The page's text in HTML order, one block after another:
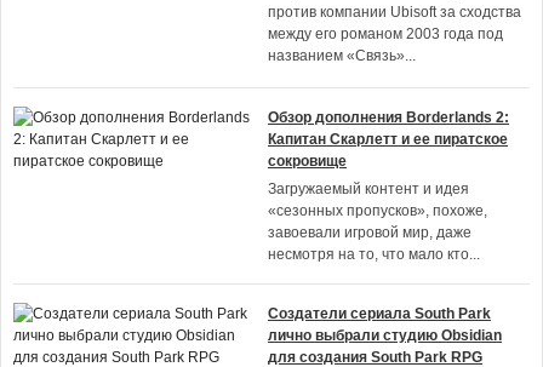
против компании Ubisoft за сходства
между его романом 2003 года под
названием «Связь»...
Обзор дополнения Borderlands 2:
Капитан Скарлетт и ее пиратское
сокровище
Загружаемый контент и идея
«сезонных пропусков», похоже,
завоевали игровой мир, даже
несмотря на то, что мало кто...
Создатели сериала South Park
лично выбрали студию Obsidian
для создания South Park RPG